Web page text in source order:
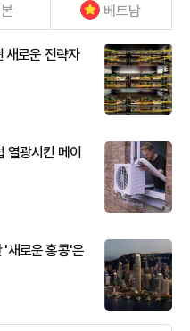
베트남
새로운 전략자
열광시킨 메이
'새로운 홍콩'은